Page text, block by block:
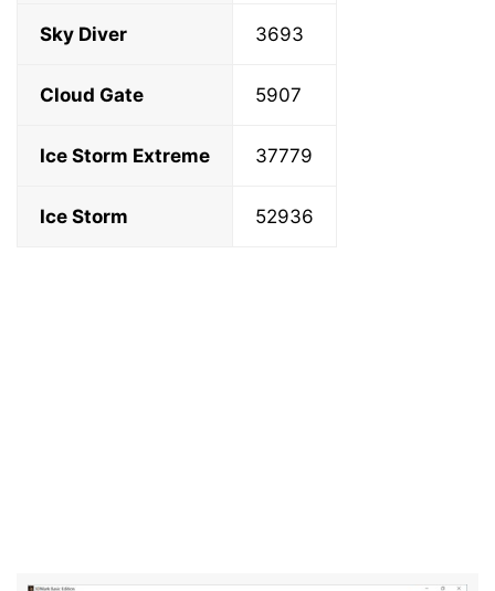
Sky Diver 3693
Cloud Gate 5907
Ice Storm Extreme 37779
Ice Storm 52936